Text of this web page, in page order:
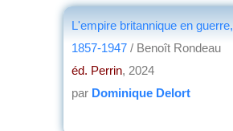
L'empire britannique en guerre,
1857-1947 / Benoît Rondeau
éd. Perrin, 2024
par Dominique Delort